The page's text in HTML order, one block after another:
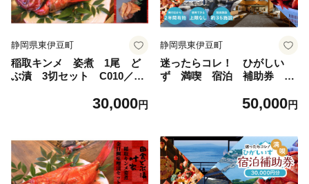
静岡県東伊豆町
稲取キンメ 姿煮 1尾 ど
ぶ漬 3切セット C010／叶
煮付け みそ漬 静岡県 東
30,000円
静岡県東伊豆町
迷ったらコレ！ ひがしい
ず 満喫 宿泊 補助券
50,000円